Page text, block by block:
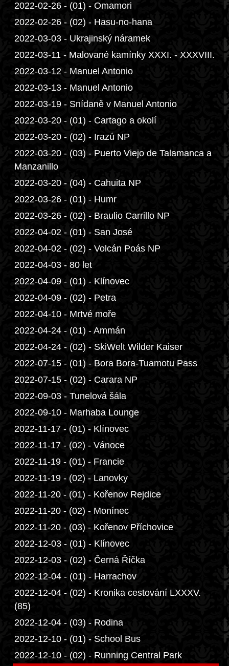
2022-02-26 - (01) - Omamori
2022-02-26 - (02) - Hasu-no-hana
2022-03-03 - Ukrajinský náramek
2022-03-11 - Malované kamínky XXXI. - XXXVIII.
2022-03-12 - Manuel Antonio
2022-03-13 - Manuel Antonio
2022-03-19 - Snídaně v Manuel Antonio
2022-03-20 - (01) - Cartago a okolí
2022-03-20 - (02) - Irazú NP
2022-03-20 - (03) - Puerto Viejo de Talamanca a
Manzanillo
2022-03-20 - (04) - Cahuita NP
2022-03-26 - (01) - Humr
2022-03-26 - (02) - Braulio Carrillo NP
2022-04-02 - (01) - San José
2022-04-02 - (02) - Volcán Poás NP
2022-04-03 - 80 let
2022-04-09 - (01) - Klínovec
2022-04-09 - (02) - Petra
2022-04-10 - Mrtvé moře
2022-04-24 - (01) - Ammán
2022-04-24 - (02) - SkiWelt Wilder Kaiser
2022-07-15 - (01) - Bora Bora-Tuamotu Pass
2022-07-15 - (02) - Carara NP
2022-09-03 - Tunelová šála
2022-09-10 - Marhaba Lounge
2022-11-17 - (01) - Klínovec
2022-11-17 - (02) - Vánoce
2022-11-19 - (01) - Francie
2022-11-19 - (02) - Lanovky
2022-11-20 - (01) - Kořenov Rejdice
2022-11-20 - (02) - Monínec
2022-11-20 - (03) - Kořenov Příchovice
2022-12-03 - (01) - Klínovec
2022-12-03 - (02) - Černá Říčka
2022-12-04 - (01) - Harrachov
2022-12-04 - (02) - Kronika cestování LXXXV.
(85)
2022-12-04 - (03) - Rodina
2022-12-10 - (01) - School Bus
2022-12-10 - (02) - Running Central Park